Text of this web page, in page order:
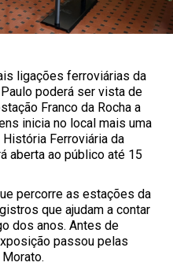
ligações ferroviárias da
poderá ser vista de
Franco da Rocha a
inicia no local mais uma
Ferroviária da
aberta ao público até 15
percorre as estações da
que ajudam a contar
dos anos. Antes de
passou pelas